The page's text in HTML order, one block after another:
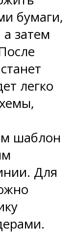
бумаги,
затем
легко
шаблон
Для